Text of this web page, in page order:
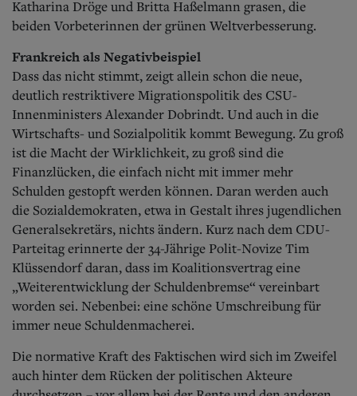
Katharina Dröge und Britta Haßelmann grasen, die
beiden Vorbeterinnen der grünen Weltverbesserung.
Frankreich als Negativbeispiel
Dass das nicht stimmt, zeigt allein schon die neue,
deutlich restriktivere Migrationspolitik des CSU-
Innenministers Alexander Dobrindt. Und auch in die
Wirtschafts- und Sozialpolitik kommt Bewegung. Zu groß
ist die Macht der Wirklichkeit, zu groß sind die
Finanzlücken, die einfach nicht mit immer mehr
Schulden gestopft werden können. Daran werden auch
die Sozialdemokraten, etwa in Gestalt ihres jugendlichen
Generalsekretärs, nichts ändern. Kurz nach dem CDU-
Parteitag erinnerte der 34-Jährige Polit-Novize Tim
Klüssendorf daran, dass im Koalitionsvertrag eine
„Weiterentwicklung der Schuldenbremse“ vereinbart
worden sei. Nebenbei: eine schöne Umschreibung für
immer neue Schuldenmacherei.
Die normative Kraft des Faktischen wird sich im Zweifel
auch hinter dem Rücken der politischen Akteure